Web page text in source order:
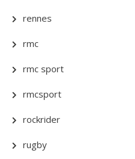
rennes
rmc
rmc sport
rmcsport
rockrider
rugby